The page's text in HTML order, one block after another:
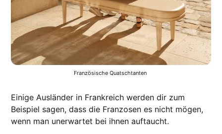
Französische Quatschtanten
Einige Ausländer in Frankreich werden dir zum
Beispiel sagen, dass die Franzosen es nicht mögen,
wenn man unerwartet bei ihnen auftaucht.